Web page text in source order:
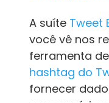
A suíte Tweet
você vê nos
ferramenta de
hashtag do
fornecer